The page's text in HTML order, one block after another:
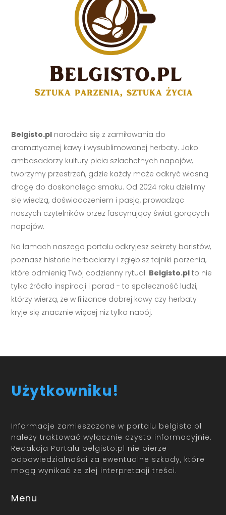
Belgisto.pl narodziło się z zamiłowania do
aromatycznej kawy i wysublimowanej herbaty. Jako
ambasadorzy kultury picia szlachetnych napojów,
tworzymy przestrzeń, gdzie każdy może odkryć własną
drogę do doskonałego smaku. Od 2024 roku dzielimy
się wiedzą, doświadczeniem i pasją, prowadząc
naszych czytelników przez fascynujący świat gorących
napojów.
Na łamach naszego portalu odkryjesz sekrety baristów,
poznasz historie herbaciarzy i zgłębisz tajniki parzenia,
które odmienią Twój codzienny rytuał. Belgisto.pl to nie
tylko źródło inspiracji i porad - to społeczność ludzi,
którzy wierzą, że w filiżance dobrej kawy czy herbaty
kryje się znacznie więcej niż tylko napój.
Użytkowniku!
Informacje zamieszczone w portalu belgisto.pl
należy traktować wyłącznie czysto informacyjnie.
Redakcja Portalu belgisto.pl nie bierze
odpowiedzialności za ewentualne szkody, które
mogą wynikać ze złej interpretacji treści.
Menu